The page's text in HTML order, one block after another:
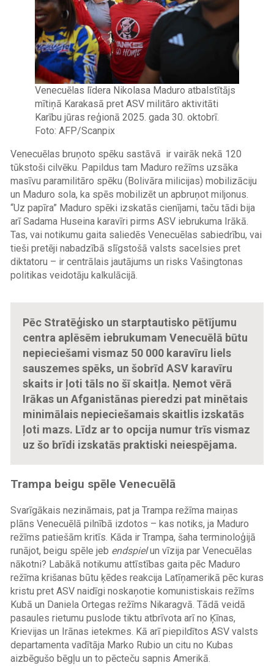
Venecuēlas līdera Nikolasa Maduro atbalstītājs
mītiņā Karakasā pret ASV militāro aktivitāti
Karību jūras reģionā 2025. gada 30. oktobrī.
Foto: AFP/Scanpix
Venecuēlas bruņoto spēku sastāvā ir vairāk nekā 120
tūkstoši cilvēku. Papildus tam Maduro režīms uzsāka
masīvu paramilitāro spēku (Bolivāra milicijas) mobilizāciju
un Maduro sola, ka spēs mobilizēt un apbruņot miljonus.
“Uz papīra” Maduro spēki izskatās cienījami, taču tādi bija
arī Sadama Huseina karavīri pirms ASV iebrukuma Irākā.
Tas, vai notikumu gaita saliedēs Venecuēlas sabiedrību, vai
tieši pretēji nabadzībā slīgstošā valsts sacelsies pret
diktatoru – ir centrālais jautājums un risks Vašingtonas
politikas veidotāju kalkulācijā.
Pēc Stratēģisko un starptautisko pētījumu
centra aplēsēm iebrukumam Venecuēlā būtu
nepieciešami vismaz 50 000 karavīru liels
sauszemes spēks, un šobrīd ASV karavīru
skaits ir ļoti tāls no šī skaitļa. Ņemot vērā
Irākas un Afganistānas pieredzi pat minētais
minimālais nepieciešamais skaitlis izskatās
ļoti mazs. Līdz ar to opcija numur trīs vismaz
uz šo brīdi izskatās praktiski neiespējama.
Trampa beigu spēle Venecuēlā
Svarīgākais nezināmais, pat ja Trampa režīma maiņas
plāns Venecuēlā pilnībā izdotos – kas notiks, ja Maduro
režīms patiešām kritīs. Kāda ir Trampa, šaha terminoloģijā
runājot, beigu spēle jeb endspielun vīzija par Venecuēlas
nākotni? Labākā notikumu attīstības gaita pēc Maduro
režīma krišanas būtu ķēdes reakcija Latīņamerikā pēc kuras
kristu pret ASV naidīgi noskaņotie komunistiskais režīms
Kubā un Daniela Ortegas režīms Nikaragvā. Tādā veidā
pasaules rietumu puslode tiktu atbrīvota arī no Ķīnas,
Krievijas un Irānas ietekmes. Kā arī piepildītos ASV valsts
departamenta vadītāja Marko Rubio un citu no Kubas
aizbēgušo bēgļu un to pēcteču sapnis Amerikā.